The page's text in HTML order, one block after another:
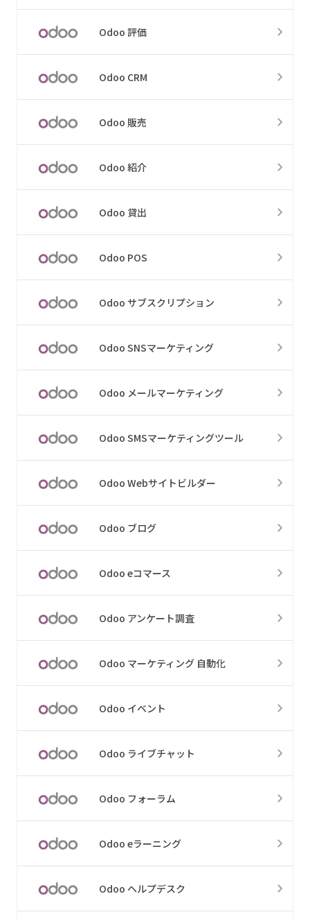
Odoo 評価
Odoo CRM
Odoo 販売
Odoo 紹介
Odoo 貸出
Odoo POS
Odoo サブスクリプション
Odoo SNSマーケティング
Odoo メールマーケティング
Odoo SMSマーケティングツール
Odoo Webサイトビルダー
Odoo ブログ
Odoo eコマース
Odoo アンケート調査
Odoo マーケティング 自動化
Odoo イベント
Odoo ライブチャット
Odoo フォーラム
Odoo eラーニング
Odoo ヘルプデスク